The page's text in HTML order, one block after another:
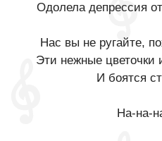
Одолела депрессия
Нас вы не ругайте,
Эти нежные цветочки
И боятся
На-на-